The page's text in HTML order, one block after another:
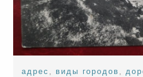
адрес , виды городов ,